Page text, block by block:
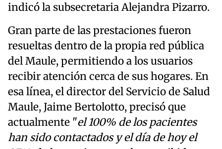
indicó la subsecretaria Alejandra Pizarro.
Gran parte de las prestaciones fueron
resueltas dentro de la propia red pública
del Maule, permitiendo a los usuarios
recibir atención cerca de sus hogares. En
esa línea, el director del Servicio de Salud
Maule, Jaime Bertolotto, precisó que
actualmente "el 100% de los pacientes
han sido contactados y el día de hoy el